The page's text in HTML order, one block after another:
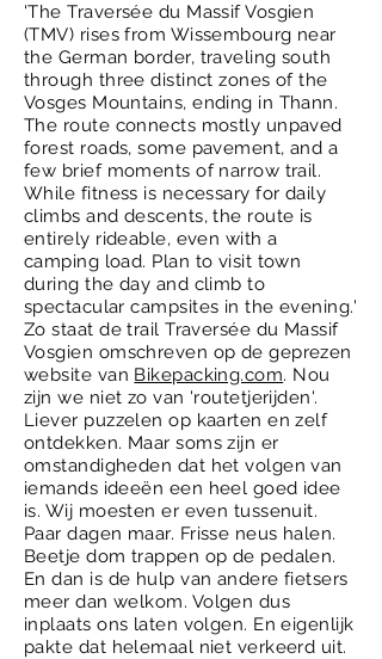
'The Traversée du Massif Vosgien
(TMV) rises from Wissembourg near
the German border, traveling south
through three distinct zones of the
Vosges Mountains, ending in Thann.
The route connects mostly unpaved
forest roads, some pavement, and a
few brief moments of narrow trail.
While fitness is necessary for daily
climbs and descents, the route is
entirely rideable, even with a
camping load. Plan to visit town
during the day and climb to
spectacular campsites in the evening.'
Zo staat de trail Traversée du Massif
Vosgien omschreven op de geprezen
website van Bikepacking.com. Nou
zijn we niet zo van 'routetjerijden'.
Liever puzzelen op kaarten en zelf
ontdekken. Maar soms zijn er
omstandigheden dat het volgen van
iemands ideeën een heel goed idee
is. Wij moesten er even tussenuit.
Paar dagen maar. Frisse neus halen.
Beetje dom trappen op de pedalen.
En dan is de hulp van andere fietsers
meer dan welkom. Volgen dus
inplaats ons laten volgen. En eigenlijk
pakte dat helemaal niet verkeerd uit.